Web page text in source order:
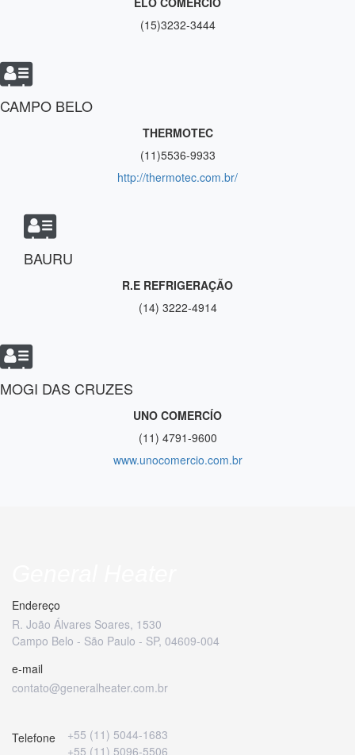
(15)3232-3444
CAMPO BELO
THERMOTEC
(11)5536-9933
http://thermotec.com.br/
BAURU
R.E REFRIGERAÇÃO
(14) 3222-4914
MOGI DAS CRUZES
UNO COMERCÍO
(11) 4791-9600
www.unocomercio.com.br
Endereço
R. João Álvares Soares, 1530
Campo Belo - São Paulo - SP, 04609-004
e-mail
contato@generalheater.com.br
Telefone
+55 (11) 5044-1683
+55 (11) 5096-5506